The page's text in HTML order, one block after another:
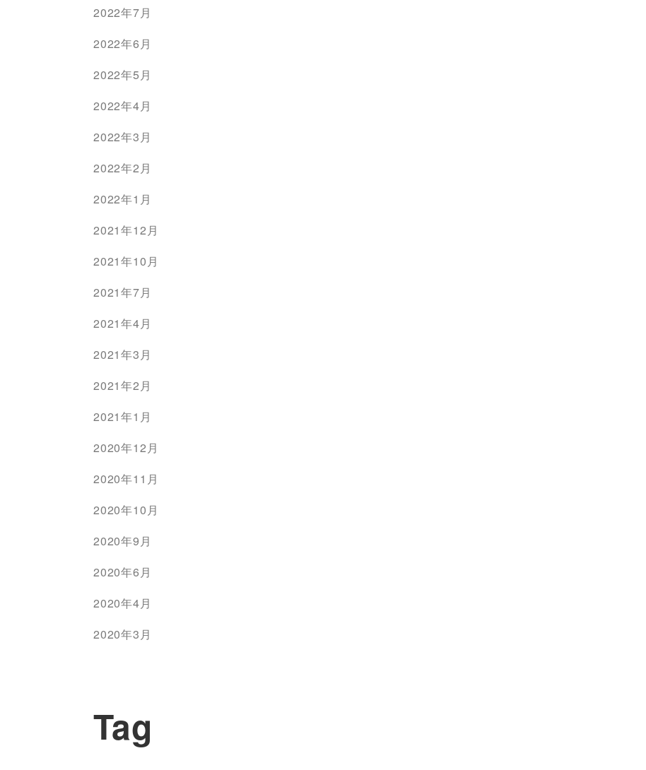
2022年7月
2022年6月
2022年5月
2022年4月
2022年3月
2022年2月
2022年1月
2021年12月
2021年10月
2021年7月
2021年4月
2021年3月
2021年2月
2021年1月
2020年12月
2020年11月
2020年10月
2020年9月
2020年6月
2020年4月
2020年3月
Tag